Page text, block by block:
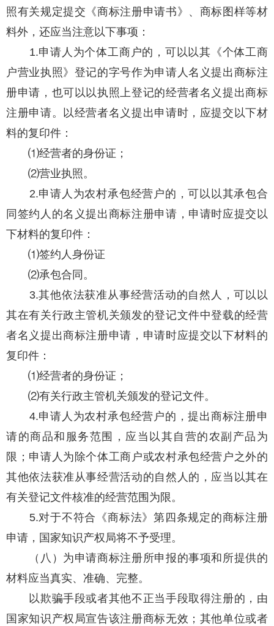
照有关规定提交《商标注册申请书》、商标图样等材
料外，还应当注意以下事项：
1.申请人为个体工商户的，可以以其《个体工商
户营业执照》登记的字号作为申请人名义提出商标注
册申请，也可以以执照上登记的经营者名义提出商标
注册申请。以经营者名义提出申请时，应提交以下材
料的复印件：
⑴经营者的身份证；
⑵营业执照。
2.申请人为农村承包经营户的，可以以其承包合
同签约人的名义提出商标注册申请，申请时应提交以
下材料的复印件：
⑴签约人身份证
⑵承包合同。
3.其他依法获准从事经营活动的自然人，可以以
其在有关行政主管机关颁发的登记文件中登载的经营
者名义提出商标注册申请，申请时应提交以下材料的
复印件：
⑴经营者的身份证；
⑵有关行政主管机关颁发的登记文件。
4.申请人为农村承包经营户的，提出商标注册申
请的商品和服务范围，应当以其自营的农副产品为
限；申请人为除个体工商户或农村承包经营户之外的
其他依法获准从事经营活动的自然人的，应当以其在
有关登记文件核准的经营范围为限。
5.对于不符合《商标法》第四条规定的商标注册
申请，国家知识产权局将不予受理。
（八）为申请商标注册所申报的事项和所提供的
材料应当真实、准确、完整。
以欺骗手段或者其他不正当手段取得注册的，由
国家知识产权局宣告该注册商标无效；其他单位或者